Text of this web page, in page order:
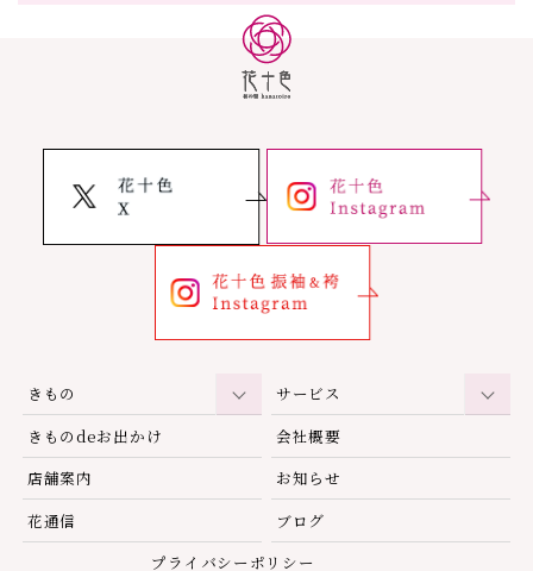
きもの
サービス
きものdeお出かけ
会社概要
店舗案内
お知らせ
花通信
ブログ
プライバシーポリシー